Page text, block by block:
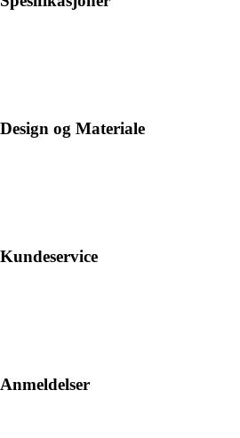
Design og Materiale
Kundeservice
Anmeldelser